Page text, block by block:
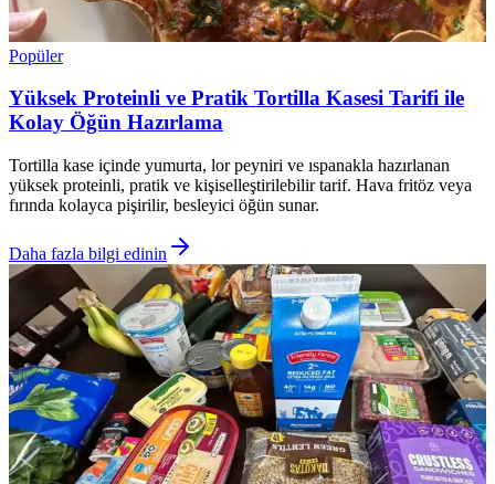
Popüler
Yüksek Proteinli ve Pratik Tortilla Kasesi Tarifi ile
Kolay Öğün Hazırlama
Tortilla kase içinde yumurta, lor peyniri ve ıspanakla hazırlanan
yüksek proteinli, pratik ve kişiselleştirilebilir tarif. Hava fritöz veya
fırında kolayca pişirilir, besleyici öğün sunar.
Daha fazla bilgi edinin